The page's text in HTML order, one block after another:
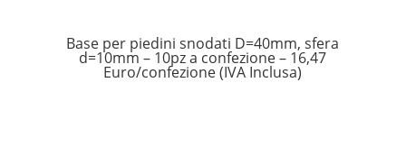
Base per piedini snodati D=40mm, sfera
d=10mm – 10pz a confezione – 16,47
Euro/confezione (IVA Inclusa)